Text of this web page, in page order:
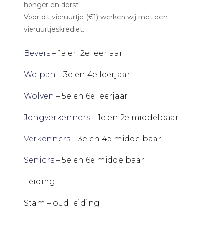
honger en dorst!
Voor dit vieruurtje (€1) werken wij met een
vieruurtjeskrediet.
Bevers – 1e en 2e leerjaar
Welpen – 3e en 4e leerjaar
Wolven – 5e en 6e leerjaar
Jongverkenners – 1e en 2e middelbaar
Verkenners – 3e en 4e middelbaar
Seniors – 5e en 6e middelbaar
Leiding
Stam – oud leiding